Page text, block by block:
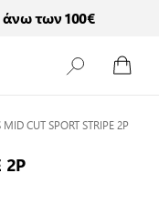
των 100€
MID CUT SPORT STRIPE 2P
2P